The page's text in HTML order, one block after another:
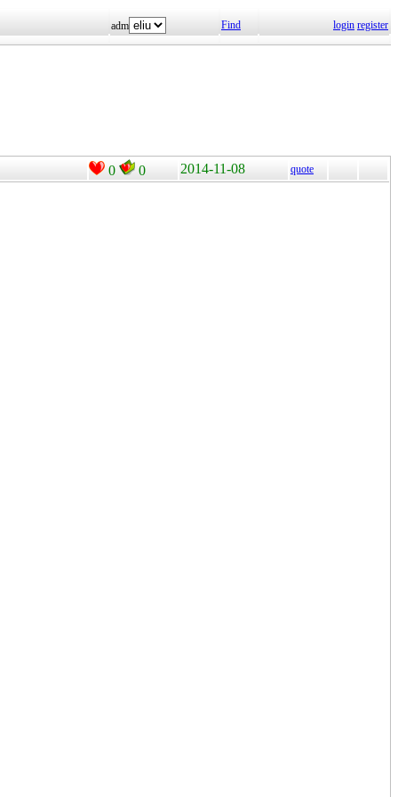
adm Find login register
0 0 2014-11-08 quote